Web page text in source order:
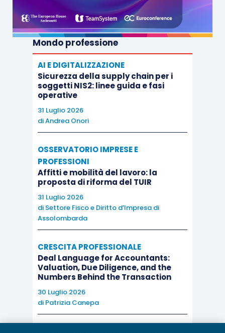
Mondo professione
AI E DIGITALIZZAZIONE
Sicurezza della supply chain per i
soggetti NIS2: linee guida e fasi
operative
31 Luglio 2026
diAndrea Onori
OSSERVATORIO IMPRESE E
PROFESSIONI
Affitti e mobilità del lavoro: la
proposta di riforma del TUIR
31 Luglio 2026
di Settore Fisco e Diritto d’Impresa di
Assolombarda
CRESCITA PROFESSIONALE
Deal Language for Accountants:
Valuation, Due Diligence, and the
Numbers Behind the Transaction
30 Luglio 2026
di Patrizia Canepa